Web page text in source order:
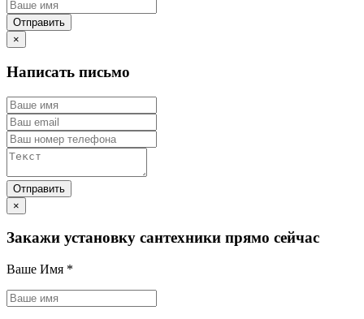
×
Написать письмо
×
Закажи установку сантехники прямо сейчас
Ваше Имя *